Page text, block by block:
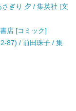
ぎり 夕 / 集英社 [文
店 [コミック]
87) / 前田珠子 / 集